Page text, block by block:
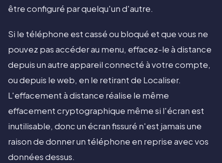
être configuré par quelqu'un d'autre.
Si le téléphone est cassé ou bloqué et que vous ne
pouvez pas accéder au menu, effacez-le à distance
depuis un autre appareil connecté à votre compte,
ou depuis le web, en le retirant de Localiser.
L'effacement à distance réalise le même
effacement cryptographique même si l'écran est
inutilisable, donc un écran fissuré n'est jamais une
raison de donner un téléphone en reprise avec vos
données dessus.